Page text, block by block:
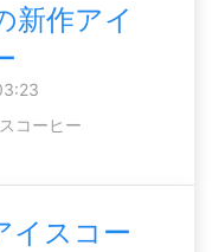
新作アイ
コーヒー
イスコー